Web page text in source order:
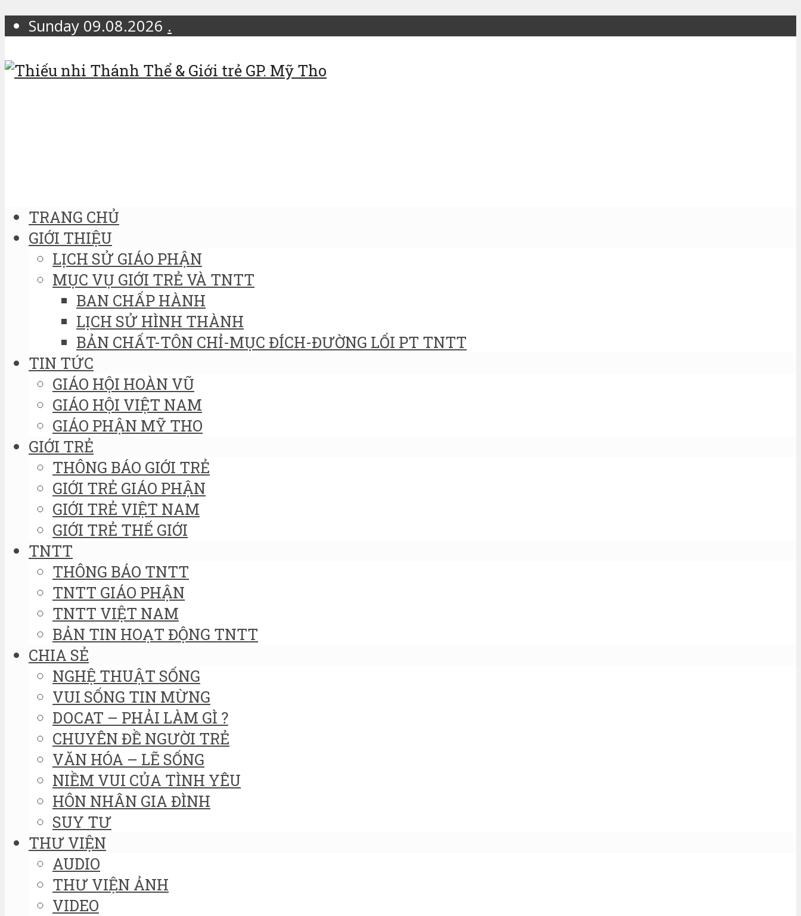
Sunday 09.08.2026 .
TRANG CHỦ
GIỚI THIỆU
LỊCH SỬ GIÁO PHẬN
MỤC VỤ GIỚI TRẺ VÀ TNTT
BAN CHẤP HÀNH
LỊCH SỬ HÌNH THÀNH
BẢN CHẤT-TÔN CHỈ-MỤC ĐÍCH-ĐƯỜNG LỐI PT TNTT
TIN TỨC
GIÁO HỘI HOÀN VŨ
GIÁO HỘI VIỆT NAM
GIÁO PHẬN MỸ THO
GIỚI TRẺ
THÔNG BÁO GIỚI TRẺ
GIỚI TRẺ GIÁO PHẬN
GIỚI TRẺ VIỆT NAM
GIỚI TRẺ THẾ GIỚI
TNTT
THÔNG BÁO TNTT
TNTT GIÁO PHẬN
TNTT VIỆT NAM
BẢN TIN HOẠT ĐỘNG TNTT
CHIA SẺ
NGHỆ THUẬT SỐNG
VUI SỐNG TIN MỪNG
DOCAT – PHẢI LÀM GÌ ?
CHUYÊN ĐỀ NGƯỜI TRẺ
VĂN HÓA – LẼ SỐNG
NIỀM VUI CỦA TÌNH YÊU
HÔN NHÂN GIA ĐÌNH
SUY TƯ
THƯ VIỆN
AUDIO
THƯ VIỆN ẢNH
VIDEO